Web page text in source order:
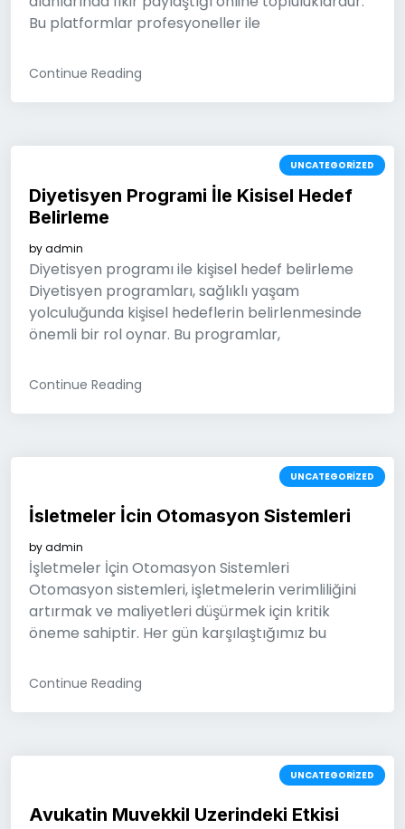
Bu platformlar profesyoneller ile
Continue Reading
UNCATEGORIZED
Diyetisyen Programi İle Kisisel Hedef
Belirleme
byadmin
Diyetisyen programı ile kişisel hedef belirleme
Diyetisyen programları, sağlıklı yaşam
yolculuğunda kişisel hedeflerin belirlenmesinde
önemli bir rol oynar. Bu programlar,
Continue Reading
UNCATEGORIZED
İsletmeler İcin Otomasyon Sistemleri
byadmin
İşletmeler İçin Otomasyon Sistemleri
Otomasyon sistemleri, işletmelerin verimliliğini
artırmak ve maliyetleri düşürmek için kritik
öneme sahiptir. Her gün karşılaştığımız bu
Continue Reading
UNCATEGORIZED
Avukatin Muvekkil Uzerindeki Etkisi